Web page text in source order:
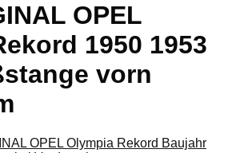
OPEL
1950 1953
vorn